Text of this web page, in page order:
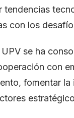
tendencias
con los
se ha
con
fomentar